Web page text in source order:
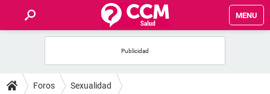
MENU
FOROS
Foros Sexualidad